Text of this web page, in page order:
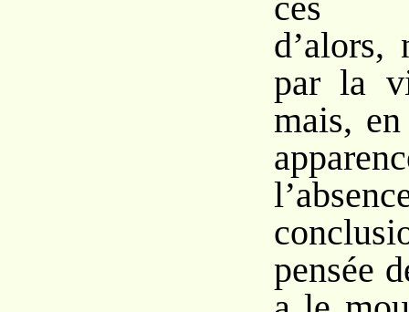
d’alors,
par la
mais,
pensée